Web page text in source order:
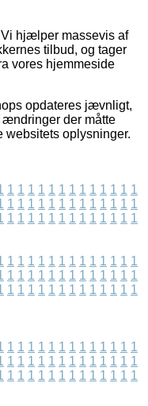
hjælper massevis af
tilbud, og tager
vores hjemmeside
opdateres jævnligt,
ændringer der måtte
oplysninger.
1 1 1 1 1 1 1 1 1 1 1 1 1
1 1 1 1 1 1 1 1 1 1 1 1 1
1 1 1 1 1 1 1 1 1 1 1 1 1
1 1 1 1 1 1 1 1 1 1 1 1 1
1 1 1 1 1 1 1 1 1 1 1 1 1
1 1 1 1 1 1 1 1 1 1 1 1 1
1 1 1 1 1 1 1 1 1 1 1 1 1
1 1 1 1 1 1 1 1 1 1 1 1 1
1 1 1 1 1 1 1 1 1 1 1 1 1